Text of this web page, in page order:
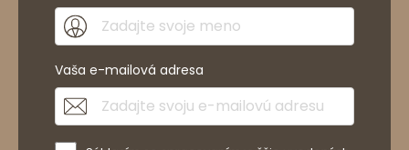
Vaša e-mailová adresa